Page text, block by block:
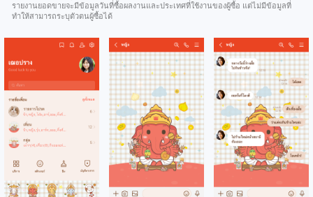
รายงานยอดขายจะมีข้อมูลวันที่ซื้อผลงานและประเทศที่ใช้งานของผู้ซื้อ แต่ไม่มีข้อมูลที่
ทำให้สามารถระบุตัวตนผู้ซื้อได้